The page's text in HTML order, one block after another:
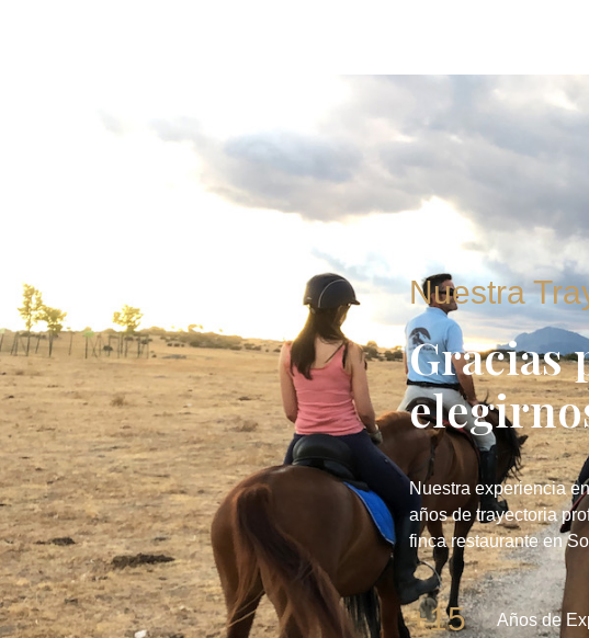
Nuestra
Gracias
Nuestra experiencia
años de trayectoria
finca restaurante en
+15 Años de